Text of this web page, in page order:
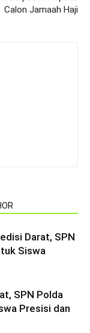
Calon Jamaah Haji
Darat, SPN
Siswa
SPN Polda
Presisi dan